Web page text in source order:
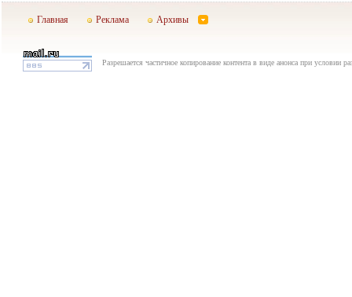
Главная Реклама Архивы
Разрешается частичное копирование контента в виде анонса при условии